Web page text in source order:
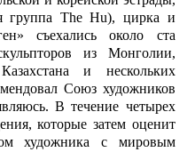
группа The Hu), цирка и
съехались около ста
из Монголии,
и нескольких
Союз художников
В течение четырех
которые затем оценит
художника с мировым